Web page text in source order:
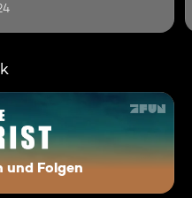
und Folgen